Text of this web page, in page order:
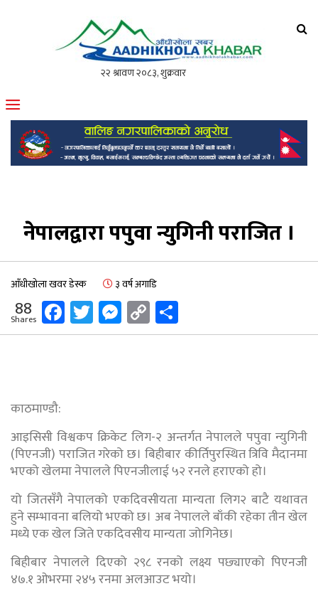
मोफसलकै लोकप्रिय अनलाइन पत्रिका
नेपालद्वारा पपुवा न्युगिनी पराजित ।
आँधीखोला खवर डेस्क ३ वर्ष अगाडि
88
Shares Facebook
Twitter
Messenger
Copy
Link
काठमाण्डौ:
आइसिसी विश्वकप क्रिकेट लिग-२ अन्तर्गत नेपालले पपुवा न्युगिनी
(पिएनजी) पराजित गरेको छ। बिहीबार कीर्तिपुरस्थित त्रिवि मैदानमा
भएको खेलमा नेपालले पिएनजीलाई ५२ रनले हराएको हो।
यो जितसँगै नेपालको एकदिवसीयता मान्यता लिग२ बाटै यथावत
हुने सम्भावना बलियो भएको छ। अब नेपालले बाँकी रहेका तीन खेल
मध्ये एक खेल जिते एकदिवसीय मान्यता जोगिनेछ।
बिहीबार नेपालले दिएको २९८ रनको लक्ष्य पछ्याएको पिएनजी
४७.१ ओभरमा २४५ रनमा अलआउट भयो।